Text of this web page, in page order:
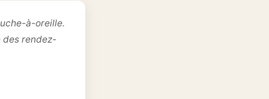
à-oreille.
des rendez-